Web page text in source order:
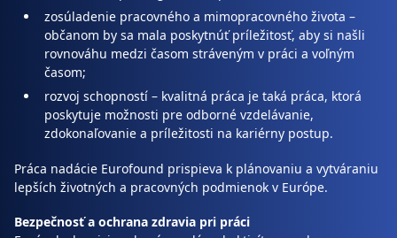
zosúladenie pracovného a mimopracovného života –
občanom by sa mala poskytnúť príležitosť, aby si našli
rovnováhu medzi časom stráveným v práci a voľným
časom;
rozvoj schopností – kvalitná práca je taká práca, ktorá
poskytuje možnosti pre odborné vzdelávanie,
zdokonaľovanie a príležitosti na kariérny postup.
Práca nadácie Eurofound prispieva k plánovaniu a vytváraniu
lepších životných a pracovných podmienok v Európe.
Bezpečnosť a ochrana zdravia pri práci